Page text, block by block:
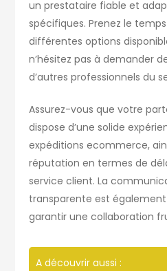
un prestataire fiable et
spécifiques. Prenez le
différentes options
n’hésitez pas à demander
d’autres professionnels du
Assurez-vous que votre
dispose d’une solide
expéditions ecommerce,
réputation en termes de
service client. La
transparente est
garantir une collaboration
A découvrir aussi :